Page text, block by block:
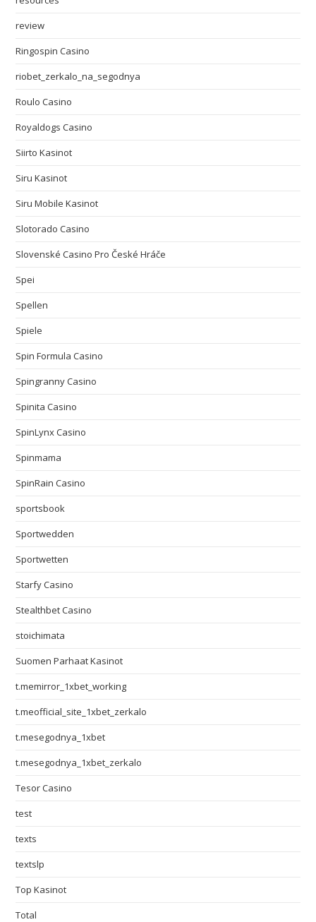
review
Ringospin Casino
riobet_zerkalo_na_segodnya
Roulo Casino
Royaldogs Casino
Siirto Kasinot
Siru Kasinot
Siru Mobile Kasinot
Slotorado Casino
Slovenské Casino Pro České Hráče
Spei
Spellen
Spiele
Spin Formula Casino
Spingranny Casino
Spinita Casino
SpinLynx Casino
Spinmama
SpinRain Casino
sportsbook
Sportwedden
Sportwetten
Starfy Casino
Stealthbet Casino
stoichimata
Suomen Parhaat Kasinot
t.memirror_1xbet_working
t.meofficial_site_1xbet_zerkalo
t.mesegodnya_1xbet
t.mesegodnya_1xbet_zerkalo
Tesor Casino
test
texts
textslp
Top Kasinot
Total